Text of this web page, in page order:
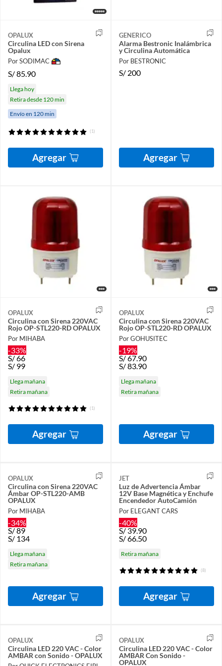
OPALUX
Circulina LED con Sirena
Opalux
Por SODIMAC
S/85.90
Llega hoy
Retira desde 120 min
Envío en 120 min
(1)
Agregar
GENERICO
Alarma Bestronic Inalámbrica
y Circulina Automática
Por BESTRONIC
S/ 200
Agregar
OPALUX
Circulina con Sirena 220VAC
Rojo OP-STL220-RD OPALUX
Por MIHABA
-33%
S/66
S/ 99
Llega mañana
Retira mañana
(1)
Agregar
OPALUX
Circulina con Sirena 220VAC
Rojo OP-STL220-RD OPALUX
Por GOHUSITEC
-19%
S/67.90
S/83.90
Llega mañana
Retira mañana
Agregar
OPALUX
Circulina con Sirena 220VAC
Ámbar OP-STL220-AMB
OPALUX
Por MIHABA
-34%
S/89
S/ 134
Llega mañana
Retira mañana
Agregar
JET
Luz de Advertencia Ámbar
12V Base Magnética y Enchufe
Encendedor AutoCamión
Por ELEGANT CARS
-40%
S/ 39.90
S/66.50
Retira mañana
(8)
Agregar
OPALUX
Circulina LED 220 VAC - Color
AMBAR con Sonido - OPALUX
OPALUX
Circulina LED 220 VAC - Color
AMBAR Con Sonido -
OPALUX